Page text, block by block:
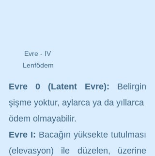
Evre - IV
Lenfödem
Evre 0 (Latent Evre): Belirgin
şişme yoktur, aylarca ya da yıllarca
ödem olmayabilir.
Evre I: Bacağın yüksekte tutulması
(elevasyon) ile düzelen, üzerine